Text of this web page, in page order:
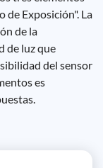
de Exposición". La
de la
de luz que
del sensor
es